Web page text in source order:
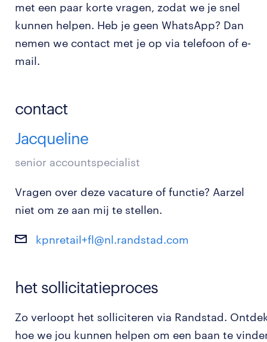
met een paar korte vragen, zodat we je snel
kunnen helpen. Heb je geen WhatsApp? Dan
nemen we contact met je op via telefoon of e-
mail.
contact
Jacqueline
senior accountspecialist
Vragen over deze vacature of functie? Aarzel
niet om ze aan mij te stellen.
kpnretail+fl@nl.randstad.com
het sollicitatieproces
Zo verloopt het solliciteren via Randstad.
hoe we jou kunnen helpen om een baan te